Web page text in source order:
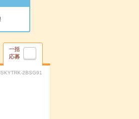
一括
応募
2BSG91